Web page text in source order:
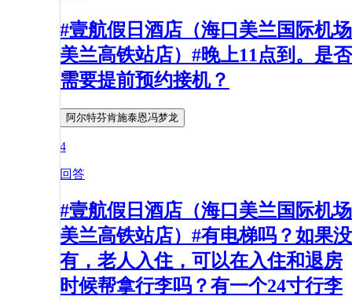
#壹航假日酒店（海口美兰国际机场
美兰高铁站店）#晚上11点到。是否
需要提前预约接机？
阿尔特芬肯施泰恩冯梦龙
4
回答
#壹航假日酒店（海口美兰国际机场
美兰高铁站店）#有电梯吗？如果没
有，老人入住，可以在入住和退房
时候帮拿行李吗？有一个24寸行李